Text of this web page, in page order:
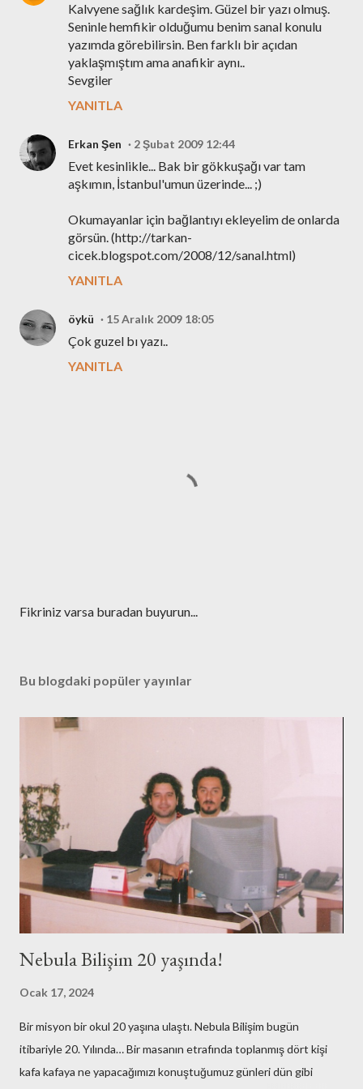
Kalvyene sağlık kardeşim. Güzel bir yazı olmuş.
Seninle hemfikir olduğumu benim sanal konulu
yazımda görebilirsin. Ben farklı bir açıdan
yaklaşmıştım ama anafikir aynı..
Sevgiler
YANITLA
Erkan Şen 2 Şubat 2009 12:44
Evet kesinlikle... Bak bir gökkuşağı var tam
aşkımın, İstanbul'umun üzerinde... ;)
Okumayanlar için bağlantıyı ekleyelim de onlarda
görsün. (http://tarkan-
cicek.blogspot.com/2008/12/sanal.html)
YANITLA
öykü 15 Aralık 2009 18:05
Çok guzel bı yazı..
YANITLA
Y
m
ö
r
Fikriniz varsa buradan buyurun...
Bu blogdaki popüler yayınlar
Nebula Bilişim 20 yaşında!
Ocak 17, 2024
Bir misyon bir okul 20 yaşına ulaştı. Nebula Bilişim bugün
itibariyle 20. Yılında… Bir masanın etrafında toplanmış dört kişi
kafa kafaya ne yapacağımızı konuştuğumuz günleri dün gibi